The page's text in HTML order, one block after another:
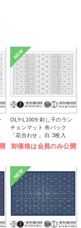
NEW
OLY-L1009 刺し子のラン
チョンマット 布パック
「花合わせ」 白 3枚入
(袋)
卸価格は会員のみ公開
NEW